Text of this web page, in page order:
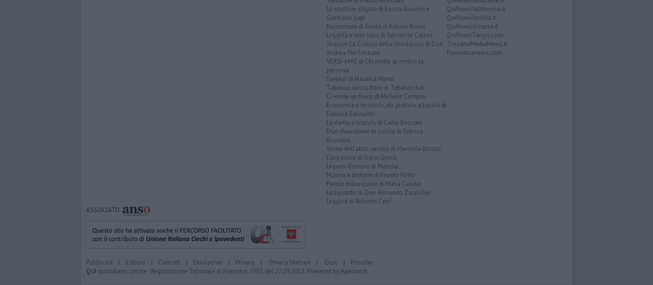
Lo scrittore sfigato di Enrico Guerrini e
Gordiano Lupi
Raccontare di Gusto di Rubina Rovini
Legalità e non solo di Salvatore Calleri
Shalom La Cultura della Solidarietà di Don
Andrea Pio Cristiani
VERSI-AMO di Chi mette al centro la
persona
Eureka! di Nausica Manzi
Tabasco senza filtro di Tabasco n.6
Ci vuole un fisico di Michele Campisi
Economia e territorio, da globale a locale di
Daniele Salvadori
La dama a scacchi di Carlo Belciani
Due chiacchiere in cucina di Sabrina
Rossello
Storie dell'altro secolo di Marcella Bitozzi
Easy ridere di Dario Greco
Legami d'amore di Malena ...
Musica e dintorni di Fausto Pirìto
Parole milonguere di Maria Caruso
Lo sguardo di Don Armando Zappolini
Leggere di Roberto Cerri
QuiNewsValtiberina.it
QuiNewsVersilia.it
QuiNewsVolterra.it
QuiNewsTango.com
ToscanaMediaNews.it
Fiorentinanews.com
ASSOCIATO
Pubblicità | Editore | Contatti | Disclaimer | Privacy | Privacy Nielsen | Durc | Provider
QUI quotidiano online - Registrazione Tribunale di Firenze n. 5935 del 27.09.2013. Powered byAperion.it